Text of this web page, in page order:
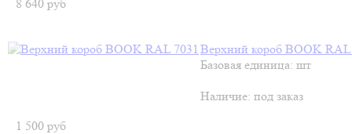
8 640 руб
Верхний короб BOOK RAL
Базовая единица: шт
Наличие: под заказ
1 500 руб